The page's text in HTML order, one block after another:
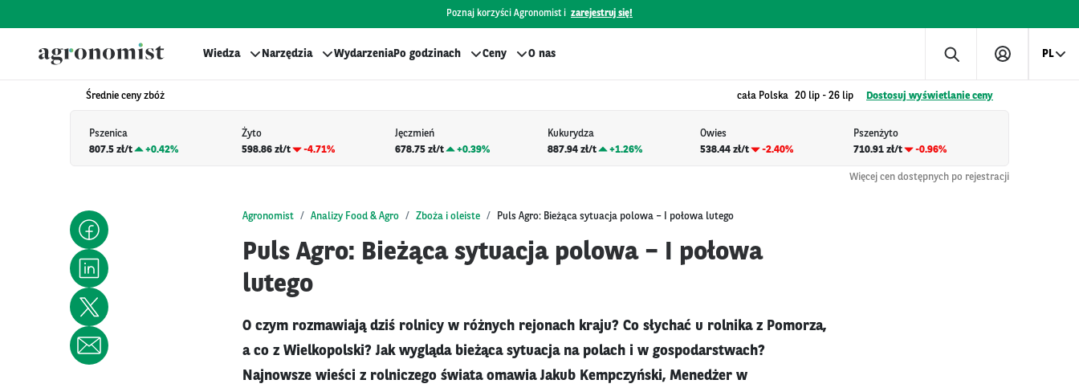
Poznaj korzyści Agronomist i zarejestruj się!
Wiedza Narzędzia WydarzeniaPo godzinach Ceny O nas PL
Średnie ceny zbóż cała Polska 20 lip - 26 lip Dostosuj wyświetlanie ceny
Pszenica
807.5 zł/t
+0.42%
Żyto
598.86 zł/t
-4.71%
Jęczmień
678.75 zł/t
+0.39%
Kukurydza
887.94 zł/t
+1.26%
Owies
538.44 zł/t
-2.40%
Pszenżyto
710.91 zł/t
-0.96%
Więcej cen dostępnych po rejestracji
Agronomist Analizy Food & Agro Zboża i oleiste Puls Agro: Bieżąca sytuacja polowa – I połowa lutego
Puls Agro: Bieżąca sytuacja polowa – I połowa
lutego
O czym rozmawiają dziś rolnicy w różnych rejonach kraju? Co słychać u rolnika z Pomorza,
a co z Wielkopolski? Jak wygląda bieżąca sytuacja na polach i w gospodarstwach?
Najnowsze wieści z rolniczego świata omawia Jakub Kempczyński, Menedżer w